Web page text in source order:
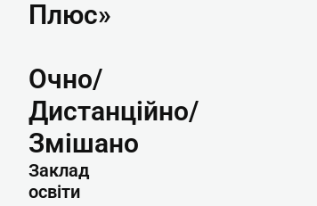
Плюс»
Очно/
Дистанційно/
Змішано
Заклад
освіти